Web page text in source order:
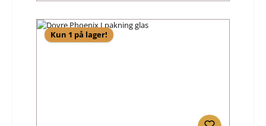
Kun 1 på lager!